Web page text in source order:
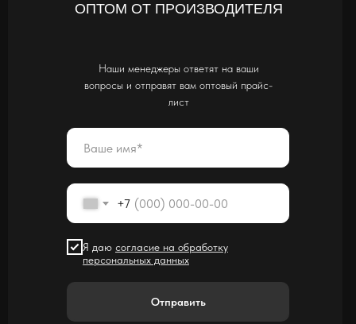
+7
Я даю согласие на обработку
персональных данных
Отправить
ОПТОМ ОТ ПРОИЗВОДИТЕЛЯ
Наши менеджеры ответят на ваши
вопросы и отправят вам оптовый прайс-
лист